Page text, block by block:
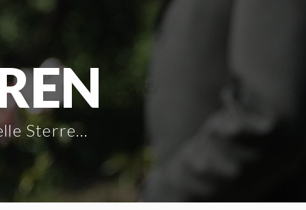
Sterrenburg